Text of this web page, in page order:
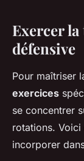
Exercer
défensive
Pour maîtriser
exercices
se concentrer
rotations.
incorporer